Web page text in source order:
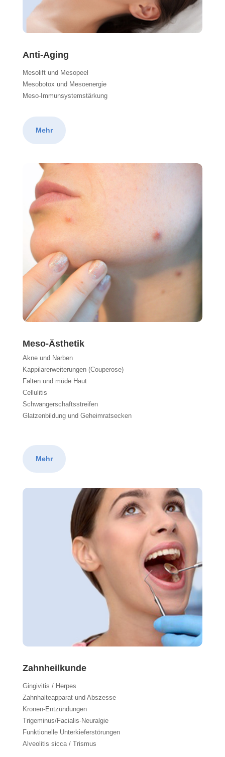
Anti-Aging
Mesolift und Mesopeel
Mesobotox und Mesoenergie
Meso-Immunsystemstärkung
Mehr
Meso-Ästhetik
Akne und Narben
Kappilarerweiterungen (Couperose)
Falten und müde Haut
Cellulitis
Schwangerschaftsstreifen
Glatzenbildung und Geheimratsecken
Mehr
Zahnheilkunde
Gingivitis / Herpes
Zahnhalteapparat und Abszesse
Kronen-Entzündungen
Trigeminus/Facialis-Neuralgie
Funktionelle Unterkieferstörungen
Alveolitis sicca / Trismus